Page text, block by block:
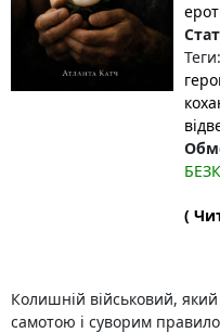
Теги:
(
Колишній військовий,
самотою і суворим